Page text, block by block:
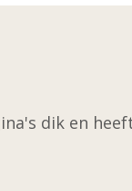
dik en